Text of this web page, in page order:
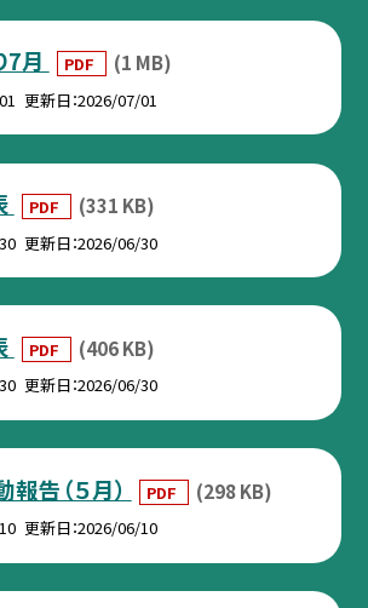
7月 PDF (1 MB)
更新日 2026/07/01
PDF (331 KB)
更新日 2026/06/30
PDF (406 KB)
更新日 2026/06/30
告（５月） PDF (298 KB)
更新日 2026/06/10